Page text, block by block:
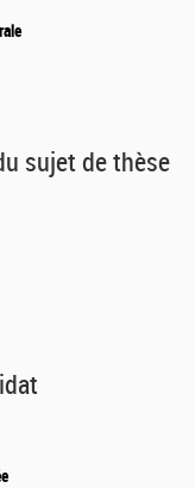
sujet de thèse